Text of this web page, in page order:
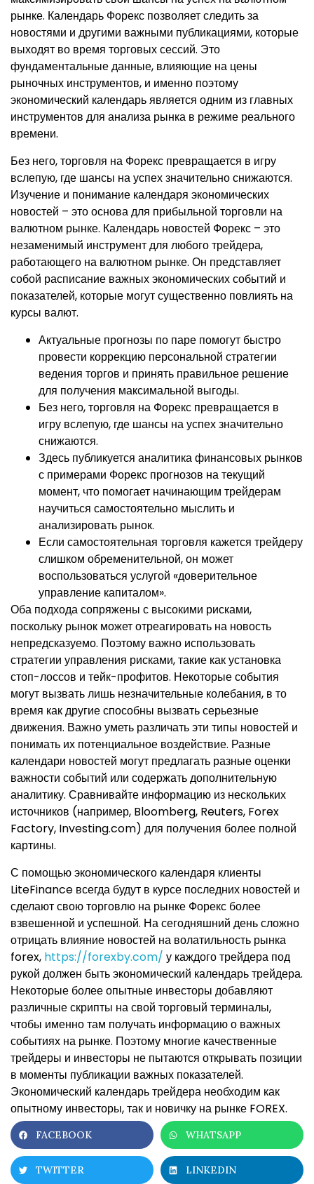
рынке. Календарь Форекс позволяет следить за
новостями и другими важными публикациями, которые
выходят во время торговых сессий. Это
фундаментальные данные, влияющие на цены
рыночных инструментов, и именно поэтому
экономический календарь является одним из главных
инструментов для анализа рынка в режиме реального
времени.
Без него, торговля на Форекс превращается в игру
вслепую, где шансы на успех значительно снижаются.
Изучение и понимание календаря экономических
новостей – это основа для прибыльной торговли на
валютном рынке. Календарь новостей Форекс – это
незаменимый инструмент для любого трейдера,
работающего на валютном рынке. Он представляет
собой расписание важных экономических событий и
показателей, которые могут существенно повлиять на
курсы валют.
Актуальные прогнозы по паре помогут быстро
провести коррекцию персональной стратегии
ведения торгов и принять правильное решение
для получения максимальной выгоды.
Без него, торговля на Форекс превращается в
игру вслепую, где шансы на успех значительно
снижаются.
Здесь публикуется аналитика финансовых рынков
с примерами Форекс прогнозов на текущий
момент, что помогает начинающим трейдерам
научиться самостоятельно мыслить и
анализировать рынок.
Если самостоятельная торговля кажется трейдеру
слишком обременительной, он может
воспользоваться услугой «доверительное
управление капиталом».
Оба подхода сопряжены с высокими рисками,
поскольку рынок может отреагировать на новость
непредсказуемо. Поэтому важно использовать
стратегии управления рисками, такие как установка
стоп-лоссов и тейк-профитов. Некоторые события
могут вызвать лишь незначительные колебания, в то
время как другие способны вызвать серьезные
движения. Важно уметь различать эти типы новостей и
понимать их потенциальное воздействие. Разные
календари новостей могут предлагать разные оценки
важности событий или содержать дополнительную
аналитику. Сравнивайте информацию из нескольких
источников (например, Bloomberg, Reuters, Forex
Factory, Investing.com) для получения более полной
картины.
С помощью экономического календаря клиенты
LiteFinance всегда будут в курсе последних новостей и
сделают свою торговлю на рынке Форекс более
взвешенной и успешной. На сегодняшний день сложно
отрицать влияние новостей на волатильность рынка
forex, https://forexby.com/ у каждого трейдера под
рукой должен быть экономический календарь трейдера.
Некоторые более опытные инвесторы добавляют
различные скрипты на свой торговый терминалы,
чтобы именно там получать информацию о важных
событиях на рынке. Поэтому многие качественные
трейдеры и инвесторы не пытаются открывать позиции
в моменты публикации важных показателей.
Экономический календарь трейдера необходим как
опытному инвесторы, так и новичку на рынке FOREX.
FACEBOOK WHATSAPP
TWITTER LINKEDIN